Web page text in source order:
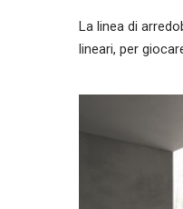
La linea di
lineari, per